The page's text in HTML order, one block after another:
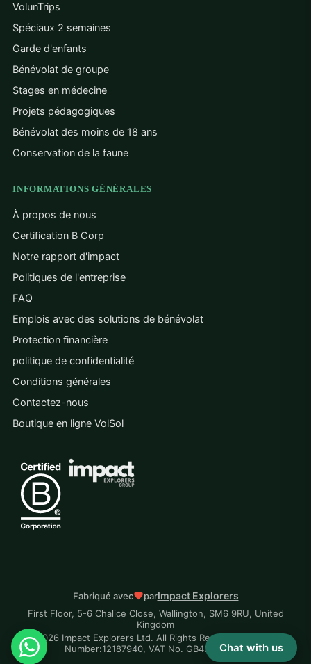
VolunTrips
Spéciaux 2 semaines
Garde d'enfants
Bénévolat de groupe
Stages en médecine
Projets pédagogiques
Bénévolat des moins de 18 ans
Conservation de la faune
INFORMATIONS GÉNÉRALES
À propos de nous
Certification B Corp
Notre rapport d'impact
Politiques de l'entreprise
FAQ
Emplois avec des solutions de bénévolat
Protection financière
politique de confidentialité
Conditions générales
Contactez-nous
Boutique en ligne VolSol
Fabriqué avec parImpact Explorers
First Floor, 5-6 Chalice Close, Wallington, SM6 9RU, United
Kingdom
© 2026 Impact Explorers Ltd. All Rights Reserved. Company
Number:12187940, VAT No. GB430870704Chat with us